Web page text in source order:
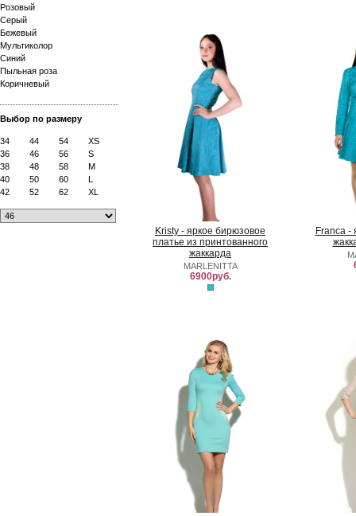
Розовый
Серый
Бежевый
Мультиколор
Синий
Пыльная роза
Коричневый
Выбор по размеру
34 44 54
XS
36
46 56
S
38
48 58
M
40
50 60
L
42
52 62 XL
Kristy - яркое бирюзовое
платье из принтованного
жаккарда
MARLENITTA
6900руб.
Franca -